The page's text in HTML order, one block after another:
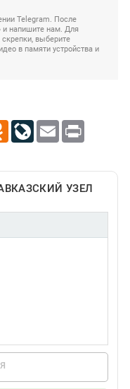
Telegram. После
и напишите нам. Для
выберите
в памяти устройства и
Odnoklassniki
LiveJournal
Email Print
УЗЕЛ